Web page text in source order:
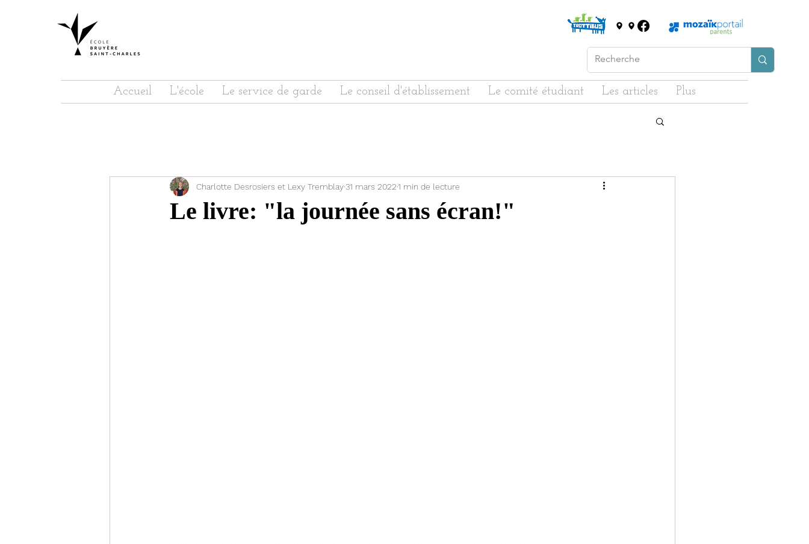
Accueil L'école Le service de garde Le conseil d'établissement Le comité étudiant Les articles Plus
Le livre: "la journée sans écran!"
Charlotte Desrosiers et Lexy Tremblay31 mars 20221 min de lecture